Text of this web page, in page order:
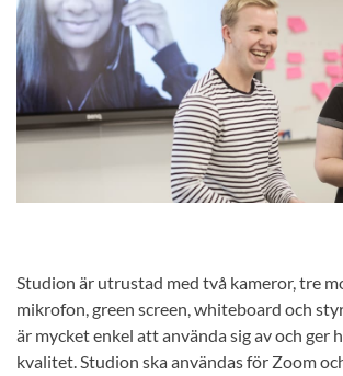
Studion är utrustad med två kameror, tre
mikrofon, green screen, whiteboard och
är mycket enkel att använda sig av och ger
kvalitet. Studion ska användas för Zoom